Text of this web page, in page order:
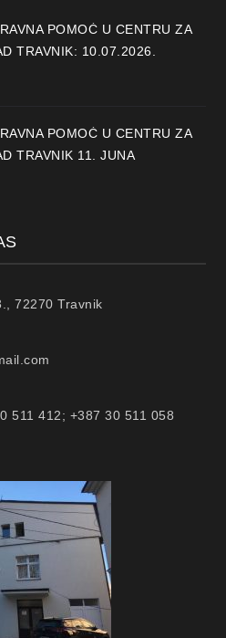
POMOĆ U CENTRU ZA
TRAVNIK: 10.07.2026.
POMOĆ U CENTRU ZA
TRAVNIK 11. JUNA
72270 Travnik
511 412; +387 30 511 058